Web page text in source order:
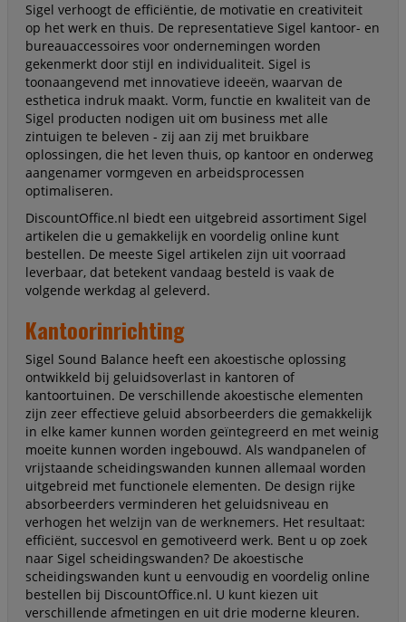
Sigel verhoogt de efficiëntie, de motivatie en creativiteit
op het werk en thuis. De representatieve Sigel kantoor- en
bureauaccessoires voor ondernemingen worden
gekenmerkt door stijl en individualiteit. Sigel is
toonaangevend met innovatieve ideeën, waarvan de
esthetica indruk maakt. Vorm, functie en kwaliteit van de
Sigel producten nodigen uit om business met alle
zintuigen te beleven - zij aan zij met bruikbare
oplossingen, die het leven thuis, op kantoor en onderweg
aangenamer vormgeven en arbeidsprocessen
optimaliseren.
DiscountOffice.nl biedt een uitgebreid assortiment Sigel
artikelen die u gemakkelijk en voordelig online kunt
bestellen. De meeste Sigel artikelen zijn uit voorraad
leverbaar, dat betekent vandaag besteld is vaak de
volgende werkdag al geleverd.
Kantoorinrichting
Sigel Sound Balance heeft een akoestische oplossing
ontwikkeld bij geluidsoverlast in kantoren of
kantoortuinen. De verschillende akoestische elementen
zijn zeer effectieve geluid absorbeerders die gemakkelijk
in elke kamer kunnen worden geïntegreerd en met weinig
moeite kunnen worden ingebouwd. Als wandpanelen of
vrijstaande scheidingswanden kunnen allemaal worden
uitgebreid met functionele elementen. De design rijke
absorbeerders verminderen het geluidsniveau en
verhogen het welzijn van de werknemers. Het resultaat:
efficiënt, succesvol en gemotiveerd werk. Bent u op zoek
naar Sigel scheidingswanden? De akoestische
scheidingswanden kunt u eenvoudig en voordelig online
bestellen bij DiscountOffice.nl. U kunt kiezen uit
verschillende afmetingen en uit drie moderne kleuren.